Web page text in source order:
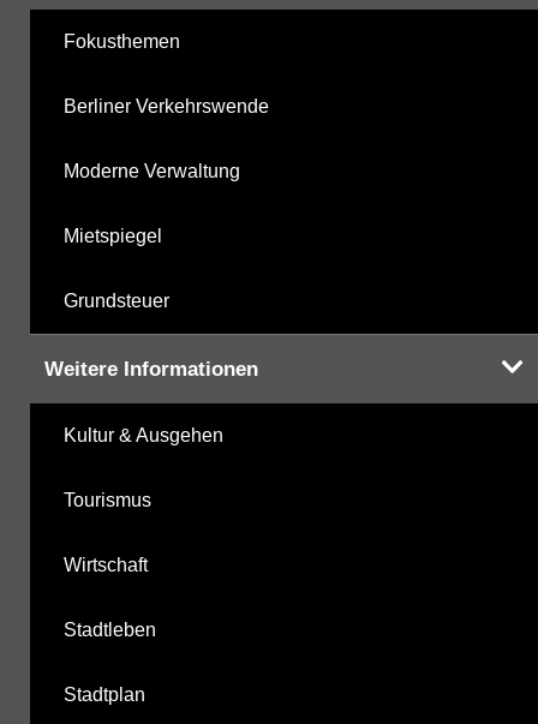
Fokusthemen
Berliner Verkehrswende
Moderne Verwaltung
Mietspiegel
Grundsteuer
Weitere Informationen
Kultur & Ausgehen
Tourismus
Wirtschaft
Stadtleben
Stadtplan